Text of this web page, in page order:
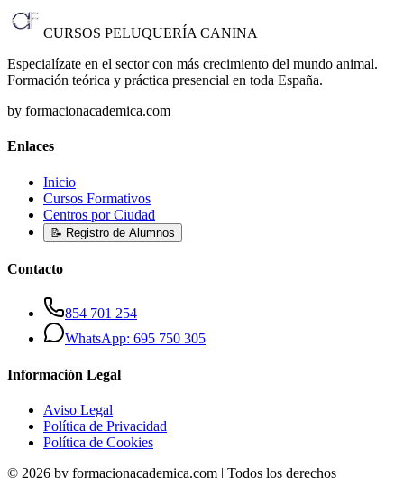
CURSOS PELUQUERÍA CANINA
Especialízate en el sector con más crecimiento del mundo animal.
Formación teórica y práctica presencial en toda España.
by formacionacademica.com
Enlaces
Inicio
Cursos Formativos
Centros por Ciudad
📝 Registro de Alumnos
Contacto
854 701 254
WhatsApp: 695 750 305
Información Legal
Aviso Legal
Política de Privacidad
Política de Cookies
© 2026 by formacionacademica.com | Todos los derechos